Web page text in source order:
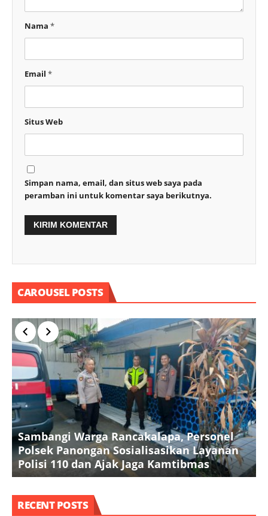
Nama *
Email *
Situs Web
Simpan nama, email, dan situs web saya pada
peramban ini untuk komentar saya berikutnya.
CAROUSEL POSTS
Sambangi Warga Rancakalapa, Personel
Polsek Panongan Sosialisasikan Layanan
Polisi 110 dan Ajak Jaga Kamtibmas
RECENT POSTS